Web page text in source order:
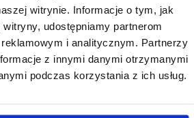
witrynie. Informacje o tym, jak
udostępniamy partnerom
i analitycznym. Partnerzy
z innymi danymi otrzymanymi
podczas korzystania z ich usług.
12 13 14 15 16
23
26 27 28 29 30